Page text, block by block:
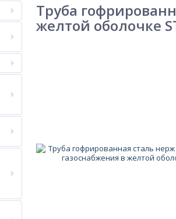
Труба
желтой оболочке